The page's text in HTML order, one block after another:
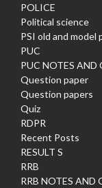
POLICE
Political science
PSI old and model
PUC
PUC NOTES AND
Question paper
Question papers
Quiz
RDPR
Recent Posts
RESULT S
RRB
RRB NOTES AND